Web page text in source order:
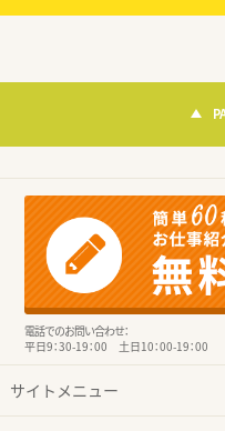
電話でのお問い合わせ：
平日9：30-19：00 土日10：00-19：00
サイトメニュー